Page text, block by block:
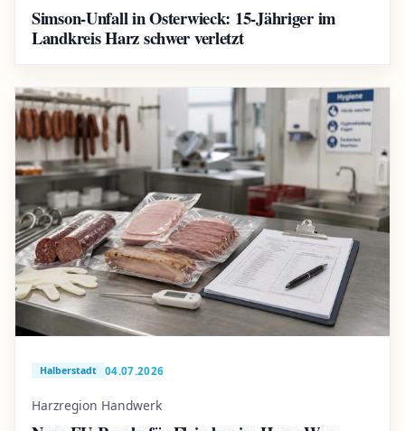
Simson-Unfall in Osterwieck: 15-Jähriger im
Landkreis Harz schwer verletzt
Halberstadt 04.07.2026
Harzregion Handwerk